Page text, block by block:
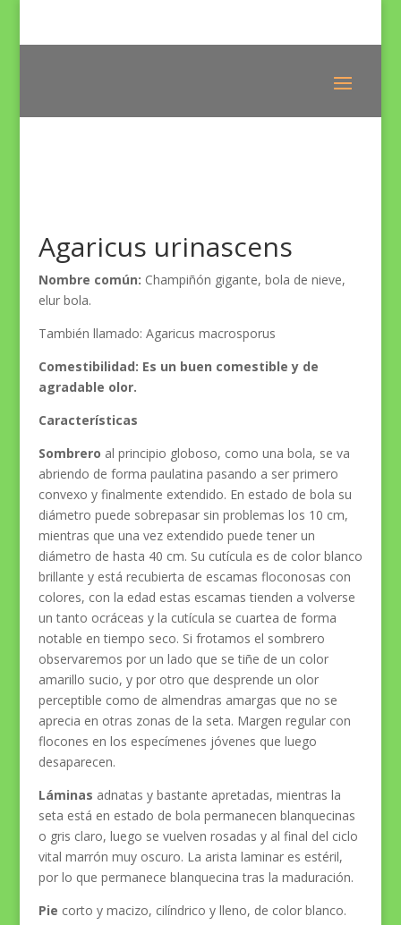
Agaricus urinascens
Nombre común: Champiñón gigante, bola de nieve,
elur bola.
También llamado: Agaricus macrosporus
Comestibilidad: Es un buen comestible y de
agradable olor.
Características
Sombrero al principio globoso, como una bola, se va
abriendo de forma paulatina pasando a ser primero
convexo y finalmente extendido. En estado de bola su
diámetro puede sobrepasar sin problemas los 10 cm,
mientras que una vez extendido puede tener un
diámetro de hasta 40 cm. Su cutícula es de color blanco
brillante y está recubierta de escamas floconosas con
colores, con la edad estas escamas tienden a volverse
un tanto ocráceas y la cutícula se cuartea de forma
notable en tiempo seco. Si frotamos el sombrero
observaremos por un lado que se tiñe de un color
amarillo sucio, y por otro que desprende un olor
perceptible como de almendras amargas que no se
aprecia en otras zonas de la seta. Margen regular con
flocones en los especímenes jóvenes que luego
desaparecen.
Láminas adnatas y bastante apretadas, mientras la
seta está en estado de bola permanecen blanquecinas
o gris claro, luego se vuelven rosadas y al final del ciclo
vital marrón muy oscuro. La arista laminar es estéril,
por lo que permanece blanquecina tras la maduración.
Pie corto y macizo, cilíndrico y lleno, de color blanco.